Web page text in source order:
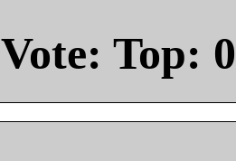
Vote: Top: 0